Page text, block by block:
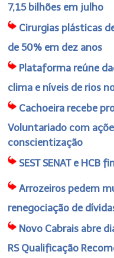
7,15 bilhões em julho
Cirurgias plásticas
de 50% em dez anos
Plataforma reúne
clima e níveis de rios
Cachoeira recebe
Voluntariado com
conscientização
SEST SENAT e HCB
Arrozeiros pedem
renegociação de
Novo Cabrais abre
RS Qualificação